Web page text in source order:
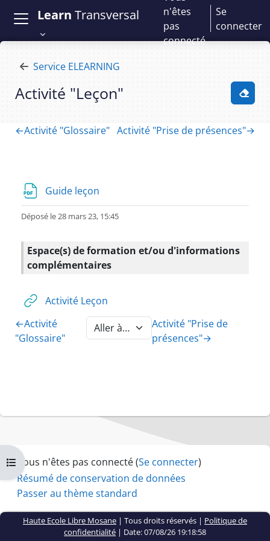
Learn Transversal
n'êtes
pas
connecté
Se
connecter
Ouvrir l’index du cours
Service ELEARNING
Activité "Leçon"
Section : Activité "Leçon" | eLg -
←Activité "Glossaire" Activité "Prise de présences"→
Guide leçon
Déposé le 28 mars 23, 15:45
Espace(s) de formation et/ou d'informations
complémentaires
Activité Leçon
←Activité
"Glossaire"
Aller à la section
Activité "Prise de
présences"→
Vous n'êtes pas connecté (Se connecter)
Résumé de conservation de données
Passer au thème standard
Haute Ecole Libre Mosane | Tous droits réservés | Politique de
confidentialité | Date: 07/08/26 19:18:58